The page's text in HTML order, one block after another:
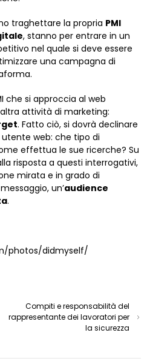
traghettare la propria PMI
, stanno per entrare in un
nel quale si deve essere
una campagna di
che si approccia al web
attività di marketing:
. Fatto ciò, si dovrà declinare
web: che tipo di
effettua le sue ricerche? Su
risposta a questi interrogativi,
mirata e in grado di
un’audience
.
photos/didmyself/
Compiti e responsabilità del
rappresentante dei lavoratori per
la sicurezza